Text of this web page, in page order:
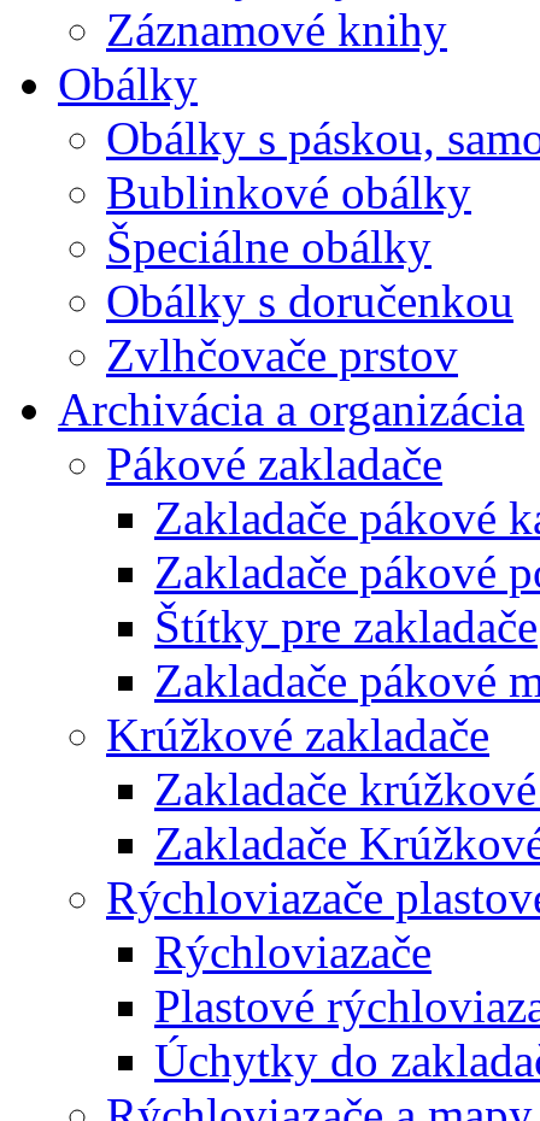
Záznamové knihy
Obálky
Obálky s páskou,
Bublinkové obálky
Špeciálne obálky
Obálky s doručenkou
Zvlhčovače prstov
Archivácia a organizácia
Pákové zakladače
Zakladače pákové
Zakladače pákové
Štítky pre zakladače
Zakladače pákové
Krúžkové zakladače
Zakladače
Zakladače
Rýchloviazače
Rýchloviazače
Plastové
Úchytky do